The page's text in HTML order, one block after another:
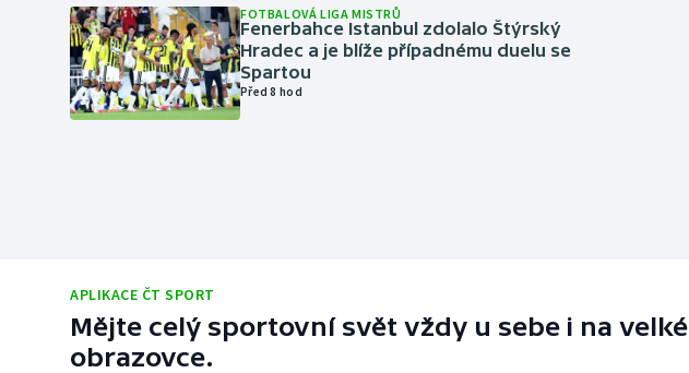
FOTBALOVÁ LIGA MISTRŮ
Fenerbahce Istanbul zdolalo Štýrský
Hradec a je blíže případnému duelu se
Spartou
Před 8 hod
APLIKACE ČT SPORT
Mějte celý sportovní svět vždy u sebe i na velké
obrazovce.